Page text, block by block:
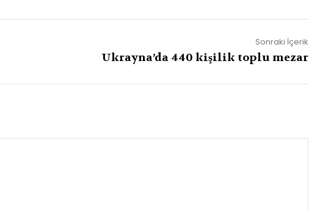
Sonraki İçerik
Ukrayna’da 440 kişilik toplu mezar